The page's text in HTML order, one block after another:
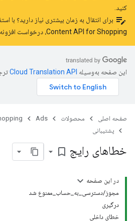
کنید.
edit_note برای انتقال به زمان بیشتری نیاز دارید؟ با
Content API for Shopping، درخواست
این صفحه به‌وسیله
صفحه اصلی محصولات Ads
پشتیبانی
خطاهای رایج bookmark_border
در این صفحه
مجوز/دسترسی_به_حساب_ممنوع شد
درگیری
خطای داخلی